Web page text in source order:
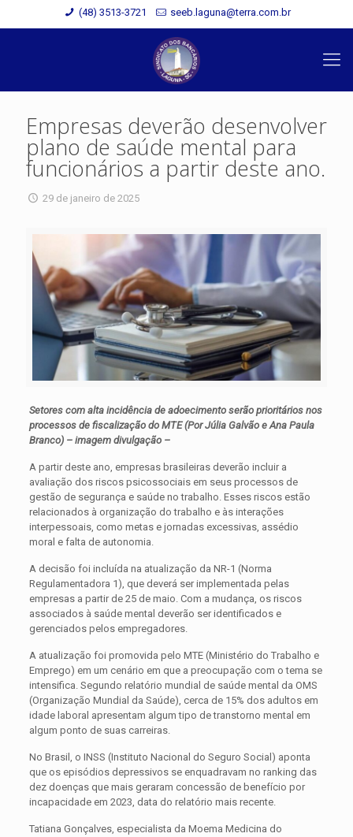
(48) 3513-3721 seeb.laguna@terra.com.br
Empresas deverão desenvolver
plano de saúde mental para
funcionários a partir deste ano.
29 de janeiro de 2025
Setores com alta incidência de adoecimento serão prioritários nos
processos de fiscalização do MTE (Por Júlia Galvão e Ana Paula
Branco) – imagem divulgação –
A partir deste ano, empresas brasileiras deverão incluir a
avaliação dos riscos psicossociais em seus processos de
gestão de segurança e saúde no trabalho. Esses riscos estão
relacionados à organização do trabalho e às interações
interpessoais, como metas e jornadas excessivas, assédio
moral e falta de autonomia.
A decisão foi incluída na atualização da NR-1 (Norma
Regulamentadora 1), que deverá ser implementada pelas
empresas a partir de 25 de maio. Com a mudança, os riscos
associados à saúde mental deverão ser identificados e
gerenciados pelos empregadores.
A atualização foi promovida pelo MTE (Ministério do Trabalho e
Emprego) em um cenário em que a preocupação com o tema se
intensifica. Segundo relatório mundial de saúde mental da OMS
(Organização Mundial da Saúde), cerca de 15% dos adultos em
idade laboral apresentam algum tipo de transtorno mental em
algum ponto de suas carreiras.
No Brasil, o INSS (Instituto Nacional do Seguro Social) aponta
que os episódios depressivos se enquadravam no ranking das
dez doenças que mais geraram concessão de benefício por
incapacidade em 2023, data do relatório mais recente.
Tatiana Gonçalves, especialista da Moema Medicina do